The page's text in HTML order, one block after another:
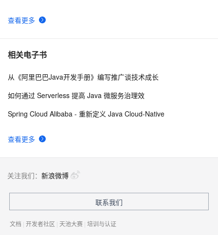
查看更多
相关电子书
查看更多
从《阿里巴巴Java开发手册》编写推广谈技术成长
如何通过 Serverless 提高 Java 微服务治理效
Spring Cloud Alibaba - 重新定义 Java Cloud-Native
关注我们： 新浪微博
联系我们
文档 | 开发者社区 | 天池大赛 | 培训与认证